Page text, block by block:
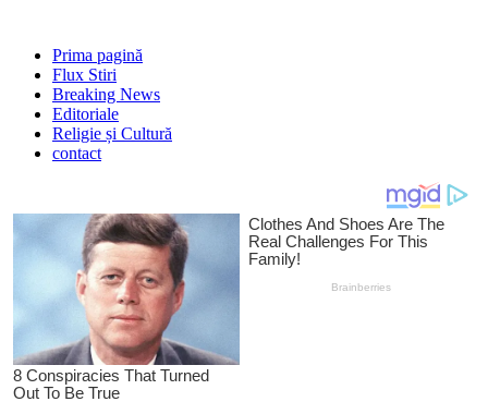
Prima pagină
Flux Stiri
Breaking News
Editoriale
Religie și Cultură
contact